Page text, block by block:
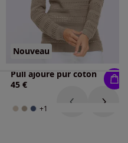
Nouveau
Pull ajouré pur coton
45 €
+1